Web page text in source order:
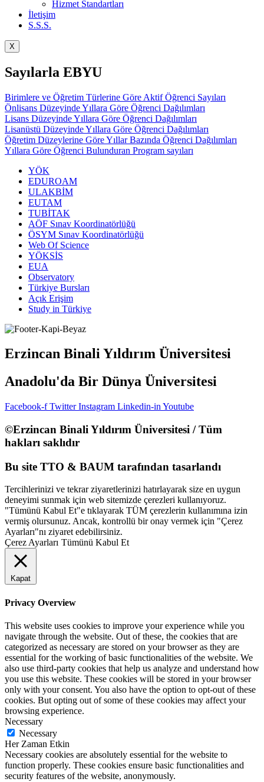
Hizmet Standartları
İletişim
S.S.S.
X
Sayılarla EBYU
Birimlere ve Öğretim Türlerine Göre Aktif Öğrenci Sayıları
Önlisans Düzeyinde Yıllara Göre Öğrenci Dağılımları
Lisans Düzeyinde Yıllara Göre Öğrenci Dağılımları
Lisanüstü Düzeyinde Yıllara Göre Öğrenci Dağılımları
Öğretim Düzeylerine Göre Yıllar Bazında Öğrenci Dağılımları
Yıllara Göre Öğrenci Bulunduran Program sayıları
YÖK
EDUROAM
ULAKBİM
EUTAM
TUBİTAK
AÖF Sınav Koordinatörlüğü
ÖSYM Sınav Koordinatörlüğü
Web Of Science
YÖKSİS
EUA
Observatory
Türkiye Bursları
Açık Erişim
Study in Türkiye
Erzincan Binali Yıldırım Üniversitesi
Anadolu'da Bir Dünya Üniversitesi
Facebook-f Twitter Instagram Linkedin-in Youtube
©Erzincan Binali Yıldırım Üniversitesi / Tüm
hakları saklıdır
Bu site TTO & BAUM tarafından tasarlandı
Tercihlerinizi ve tekrar ziyaretlerinizi hatırlayarak size en uygun
deneyimi sunmak için web sitemizde çerezleri kullanıyoruz.
"Tümünü Kabul Et"e tıklayarak TÜM çerezlerin kullanımına izin
vermiş olursunuz. Ancak, kontrollü bir onay vermek için "Çerez
Ayarları"nı ziyaret edebilirsiniz.
Çerez Ayarları Tümünü Kabul Et
Kapat
Privacy Overview
This website uses cookies to improve your experience while you
navigate through the website. Out of these, the cookies that are
categorized as necessary are stored on your browser as they are
essential for the working of basic functionalities of the website. We
also use third-party cookies that help us analyze and understand how
you use this website. These cookies will be stored in your browser
only with your consent. You also have the option to opt-out of these
cookies. But opting out of some of these cookies may affect your
browsing experience.
Necessary
Necessary
Her Zaman Etkin
Necessary cookies are absolutely essential for the website to
function properly. These cookies ensure basic functionalities and
security features of the website, anonymously.